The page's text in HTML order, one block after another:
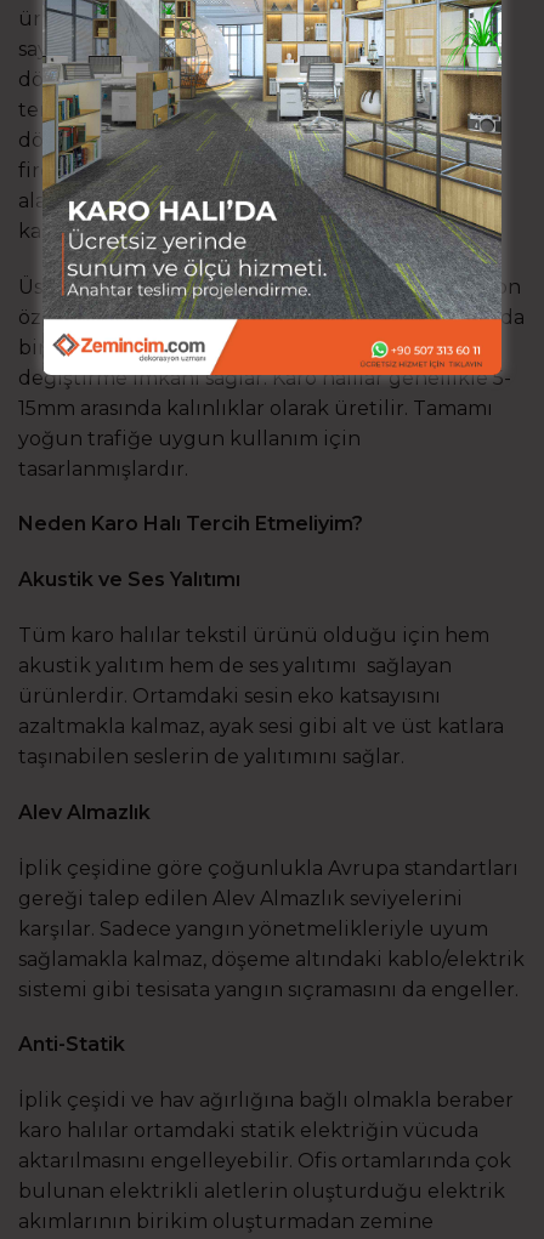
ürünüdür. Kalın tabanı ve bukle tarzı yapısı
sayesinde modüler döşeme, sökme ve yeniden
döşeme avantajı sağlayan zemin ürünü olarak
tercih edilir. Hafif, kolay taşınabilir ve hızlı
döşenebilir olmasının yanı sıra ebatları sayesinde
fire olarak da avantaj sağlar. Sıcak ve sessiz ofis
alanları için vazgeçilmez bir ürün olarak kendini
kanıtlamıştır.
Üst kısmı hav(iplik) alt kısmı sabitleyici ve izolasyon
özellikli bir tabandan oluşur. Yere balçık kıvamında
bir tutkalla sabitlendiği için, tamirat ve parça
değiştirme imkanı sağlar. Karo halılar genellikle 5-
15mm arasında kalınlıklar olarak üretilir. Tamamı
yoğun trafiğe uygun kullanım için
tasarlanmışlardır.
Neden Karo Halı Tercih Etmeliyim?
Akustik ve Ses Yalıtımı
Tüm karo halılar tekstil ürünü olduğu için hem
akustik yalıtım hem de ses yalıtımı sağlayan
ürünlerdir. Ortamdaki sesin eko katsayısını
azaltmakla kalmaz, ayak sesi gibi alt ve üst katlara
taşınabilen seslerin de yalıtımını sağlar.
Alev Almazlık
İplik çeşidine göre çoğunlukla Avrupa standartları
gereği talep edilen Alev Almazlık seviyelerini
karşılar. Sadece yangın yönetmelikleriyle uyum
sağlamakla kalmaz, döşeme altındaki kablo/elektrik
sistemi gibi tesisata yangın sıçramasını da engeller.
Anti-Statik
İplik çeşidi ve hav ağırlığına bağlı olmakla beraber
karo halılar ortamdaki statik elektriğin vücuda
aktarılmasını engelleyebilir. Ofis ortamlarında çok
bulunan elektrikli aletlerin oluşturduğu elektrik
akımlarının birikim oluşturmadan zemine